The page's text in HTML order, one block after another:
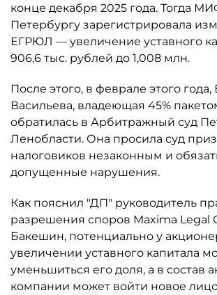
конце декабря 2025 года. Тогда
Петербургу зарегистрировала
ЕГРЮЛ — увеличение уставного
906,6 тыс. рублей до 1,008 млн.
После этого, в феврале этого года,
Васильева, владеющая 45%
обратилась в Арбитражный суд
Ленобласти. Она просила суд
налоговиков незаконным и
допущенные нарушения.
Как пояснил "ДП" руководитель
разрешения споров Maxima Legal
Бакешин, потенциально у
увеличении уставного капитала
уменьшиться его доля, а в состав
компании может войти новое